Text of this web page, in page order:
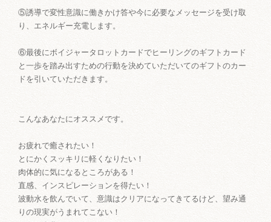
⑤誘導で変性意識に働きかけ答や今に必要なメッセージを受け取
り、エネルギー充電します。
⑥最後にボイジャータロットカードでヒーリングのギフトカード
と一歩を踏み出すための行動を決めていただいてのギフトのカー
ドを引いていただきます。
こんなあなたにオススメです。
お疲れで癒されたい！
とにかくスッキリに軽くなりたい！
肉体的に気になるところがある！
直感、インスピレーションを得たい！
波動水を飲んでいて、意識はクリアになってきてるけど、望み通
りの現実がうまれてこない！